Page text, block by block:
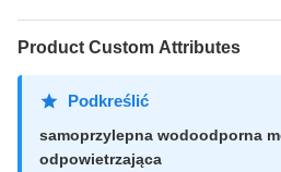
Product Custom Attributes
Podkreślić
samoprzylepna wodoodporna
odpowietrzająca